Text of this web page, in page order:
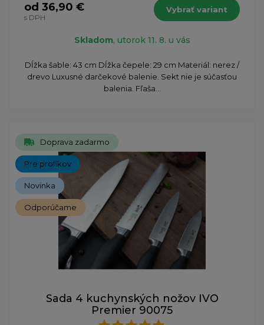
od 36,90 €
s DPH
Vybrať variant
Skladom, utorok 11. 8. u vás
Dĺžka šable: 43 cm Dĺžka čepele: 29 cm Materiál: nerez /
drevo Luxusné darčekové balenie. Sekt nie je súčasťou
balenia. Fľaša...
Doprava zadarmo
Pre profíkov
Novinka
Odporúčame
Sada 4 kuchynských nožov IVO
Premier 90075